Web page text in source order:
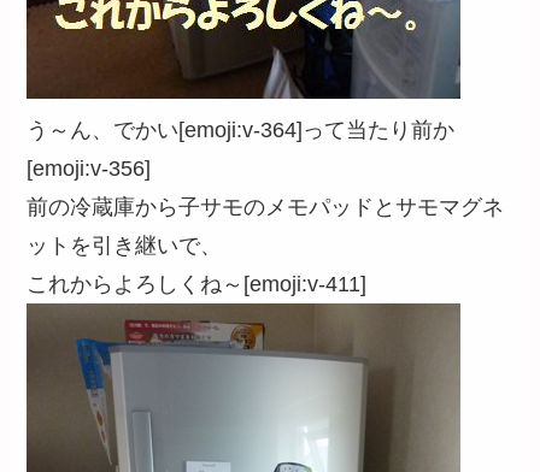
う～ん、でかい[emoji:v-364]って当たり前か
[emoji:v-356]
前の冷蔵庫から子サモのメモパッドとサモマグネ
ットを引き継いで、
これからよろしくね～[emoji:v-411]